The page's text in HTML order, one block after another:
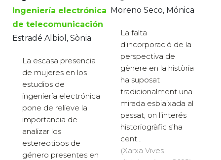
Ingeniería electrónica
de telecomunicación
Estradé Albiol, Sònia
La escasa presencia
de mujeres en los
estudios de
ingeniería electrónica
pone de relieve la
importancia de
analizar los
estereotipos de
género presentes en
Moreno Seco, Mónica
La falta
d’incorporació de la
perspectiva de
gènere en la història
ha suposat
tradicionalment una
mirada esbiaixada al
passat, on l’interés
historiogràfic s’ha
cent...
(Xarxa Vives